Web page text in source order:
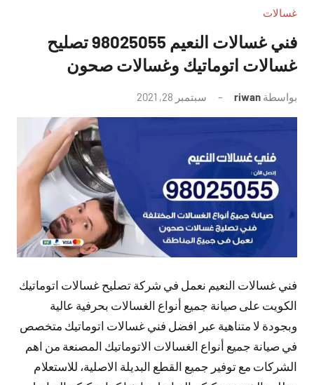
للاعلانات
بالكويت
غسالات
فني غسالات النعيم 98025055 تصليح
غسالات اتوماتيك وغسالات صحون
بواسطة riwan سبتمبر 28, 2021
توجد
فني غسالات النعيم نعمل في شركة تصليح غسالات اتوماتيك
الكويت على صيانة جميع أنواع الغسالات بحرفية عالية
وبجودة لا متناهية عبر افضل فني غسالات اتوماتيك متخصص
في صيانة جميع أنواع الغسالات الاتوماتيك المصنعة من اهم
الشركات مع توفير جميع القطع البديلة الاصلية، للاستعلام